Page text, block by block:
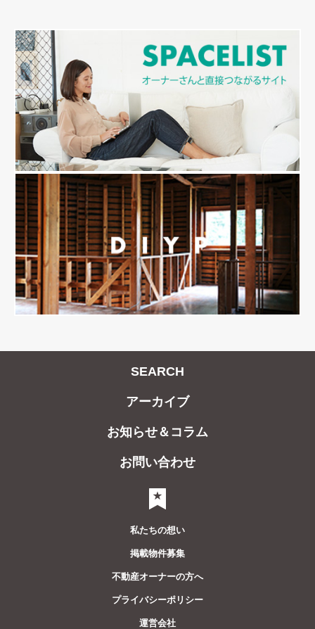
SEARCH
アーカイブ
お知らせ＆コラム
お問い合わせ
私たちの想い
掲載物件募集
不動産オーナーの方へ
プライバシーポリシー
運営会社